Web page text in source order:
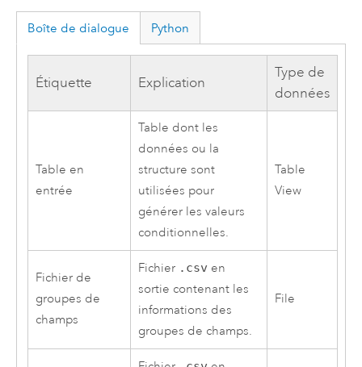
Boîte de dialogue Python
Étiquette Explication
Type de
données
Table en
entrée
Table dont les
données ou la
structure sont
utilisées pour
générer les valeurs
conditionnelles.
Table
View
Fichier de
groupes de
champs
Fichier .csv en
sortie contenant les
informations des
groupes de champs.
File